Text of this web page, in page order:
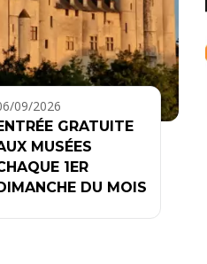
09/2026
GRATUITE
MUSÉES
1ER
DU MOIS